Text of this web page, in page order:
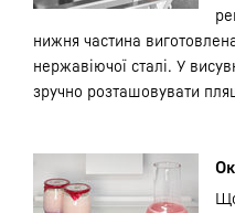
нижня частина
нержавіючої сталі. У
зручно розташовувати